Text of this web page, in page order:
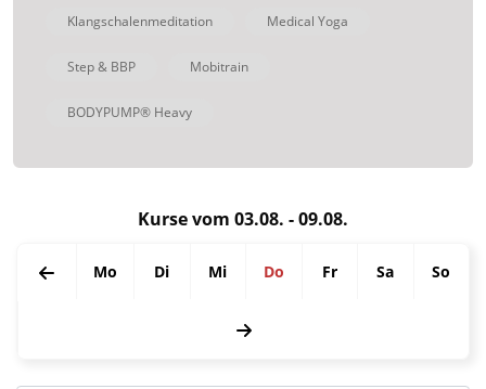
Klangschalenmeditation Medical Yoga
Step & BBP Mobitrain
BODYPUMP® Heavy
Kurse vom 03.08. - 09.08.
Mo Di Mi Do Fr Sa So